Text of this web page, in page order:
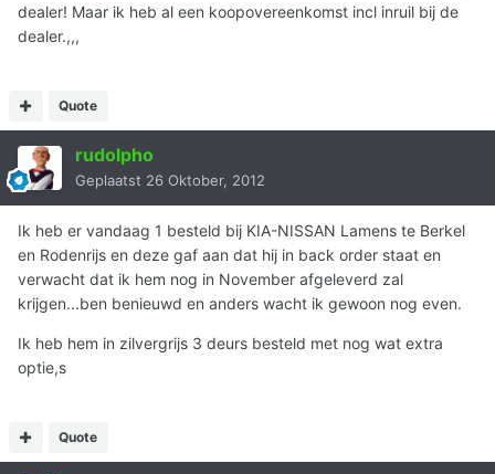
dealer! Maar ik heb al een koopovereenkomst incl inruil bij de
dealer.,,,
Quote
rudolpho
Geplaatst 26 Oktober, 2012
Ik heb er vandaag 1 besteld bij KIA-NISSAN Lamens te Berkel
en Rodenrijs en deze gaf aan dat hij in back order staat en
verwacht dat ik hem nog in November afgeleverd zal
krijgen...ben benieuwd en anders wacht ik gewoon nog even.
Ik heb hem in zilvergrijs 3 deurs besteld met nog wat extra
optie,s
Quote